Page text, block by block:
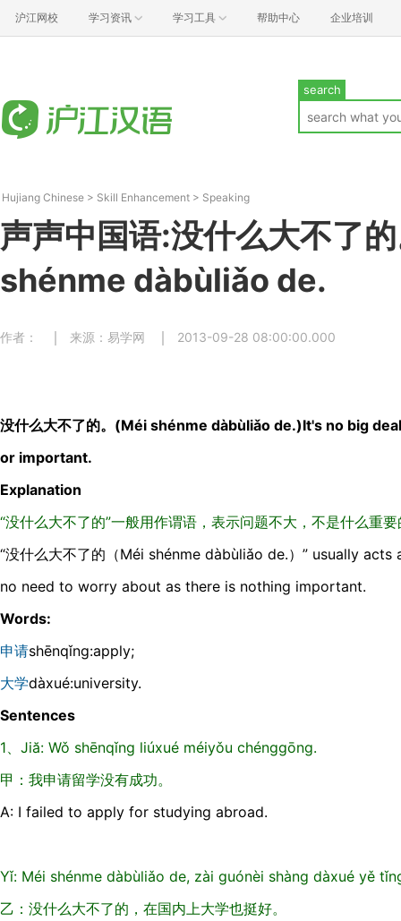
沪江网校 学习资讯 学习工具 帮助中心 企业培训
search
Hujiang Chinese > Skill Enhancement > Speaking
声声中国语:没什么大不了
shénme dàbùliǎo de.
作者： 来源：易学网 2013-09-28 08:00:00.000
没什么大不了的。(Méi shénme dàbùliǎo de.)It's no big
or important.
Explanation
“没什么大不了的”一般用作谓语，表示问题不大，不是什么重
“没什么大不了的（Méi shénme dàbùliǎo de.）” usually
no need to worry about as there is nothing important.
Words:
申请shēnqǐnɡ:apply;
大学dàxué:university.
Sentences
1、Jiă: Wǒ shēnqǐng liúxué méiyǒu chénggōng.
甲：我申请留学没有成功。
A: I failed to apply for studying abroad.
Yǐ: Méi shénme dàbùliǎo de, zài guónèi shàng dàxué yě
乙：没什么大不了的，在国内上大学也挺好。